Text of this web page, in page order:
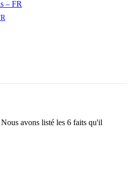
avons listé les 6 faits qu'il